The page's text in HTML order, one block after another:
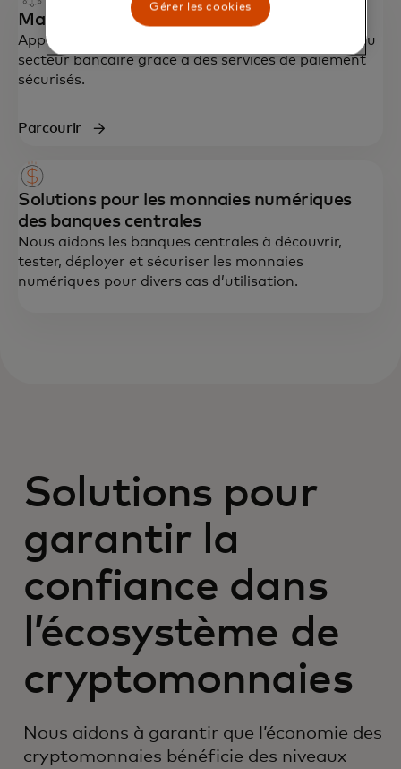
Mastercard Multi-Token Network™
Apporter la rapidité de la technologie blockchain au
secteur bancaire grâce à des services de paiement
sécurisés.
Parcourir
Solutions pour les monnaies numériques
des banques centrales
Nous aidons les banques centrales à découvrir,
tester, déployer et sécuriser les monnaies
numériques pour divers cas d’utilisation.
Solutions pour
garantir la
confiance dans
l’écosystème de
cryptomonnaies
Nous aidons à garantir que l’économie des
cryptomonnaies bénéficie des niveaux
Gérer les cookies